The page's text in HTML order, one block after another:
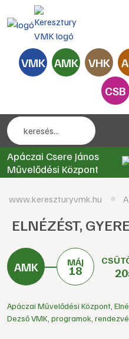
VMK AMK VHK
CSB
Apáczai Csere János
Művelődési Központ
www.kereszturyvmk.hu
ELNÉZÉST,
MÁJ
18
Apáczai Művelődési Központ
Dezső VMK programok